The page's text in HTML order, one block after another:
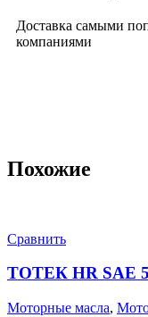
Доставка самыми
компаниями
Похожие
Сравнить
ТОТЕК HR SAE
Моторные масла,